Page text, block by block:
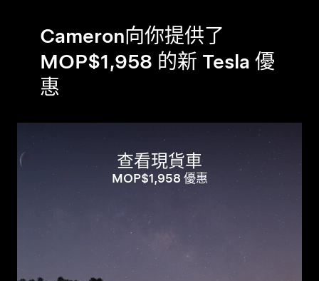
Cameron向你提供了
MOP$1,958 的新 Tesla 優
惠
查看現貨車
MOP$1,958 優惠